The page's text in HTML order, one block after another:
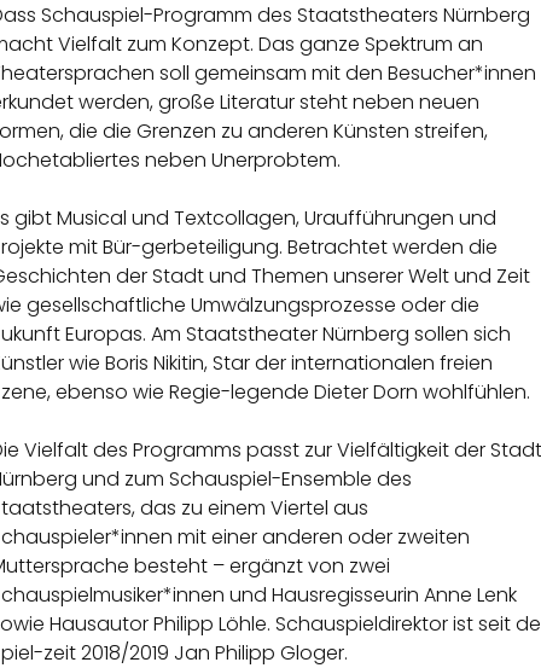
Schauspiel-Programm des Staatstheaters Nürnberg
Vielfalt zum Konzept. Das ganze Spektrum an
soll gemeinsam mit den Besucher*innen
werden, große Literatur steht neben neuen
die die Grenzen zu anderen Künsten streifen,
neben Unerprobtem.
gibt Musical und Textcollagen, Uraufführungen und
mit Bür-gerbeteiligung. Betrachtet werden die
der Stadt und Themen unserer Welt und Zeit
gesellschaftliche Umwälzungsprozesse oder die
Europas. Am Staatstheater Nürnberg sollen sich
wie Boris Nikitin, Star der internationalen freien
ebenso wie Regie-legende Dieter Dorn wohlfühlen.
Vielfalt des Programms passt zur Vielfältigkeit der Stadt
und zum Schauspiel-Ensemble des
das zu einem Viertel aus
mit einer anderen oder zweiten
besteht – ergänzt von zwei
und Hausregisseurin Anne Lenk
Hausautor Philipp Löhle. Schauspieldirektor ist seit
zeit 2018/2019 Jan Philipp Gloger.